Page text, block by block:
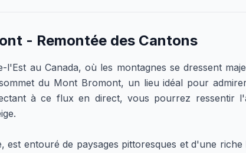
- Remontée des Cantons
au Canada, où les montagnes se dressent
du Mont Bromont, un lieu idéal pour
à ce flux en direct, vous pourrez ressentir
entouré de paysages pittoresques et d'une